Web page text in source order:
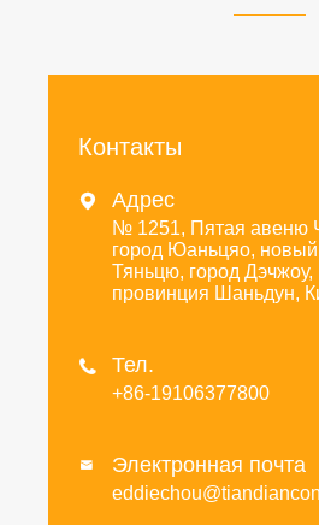
Контакты
 Адрес
№ 1251, Пятая авеню
город Юаньцяо,
Тяньцю, город Дэчжоу,
провинция Шаньдун,
 Тел.
+86-19106377800
 Электронная почта